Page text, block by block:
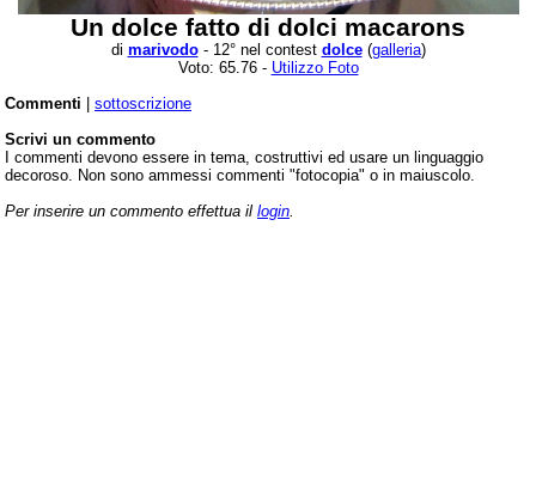
Un dolce fatto di dolci macarons
di marivodo- 12° nel contest dolce(galleria)
Voto: 65.76 - Utilizzo Foto
Commenti | sottoscrizione
Scrivi un commento
I commenti devono essere in tema, costruttivi ed usare un linguaggio
decoroso. Non sono ammessi commenti "fotocopia" o in maiuscolo.
Per inserire un commento effettua il login